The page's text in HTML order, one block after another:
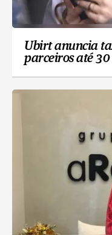
Ubirt anuncia
parceiros até